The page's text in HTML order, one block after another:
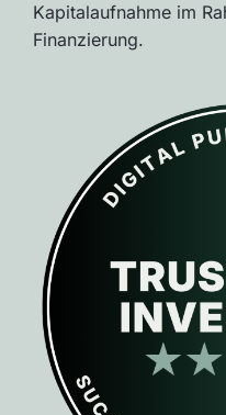
Kapitalaufnahme im
Finanzierung.